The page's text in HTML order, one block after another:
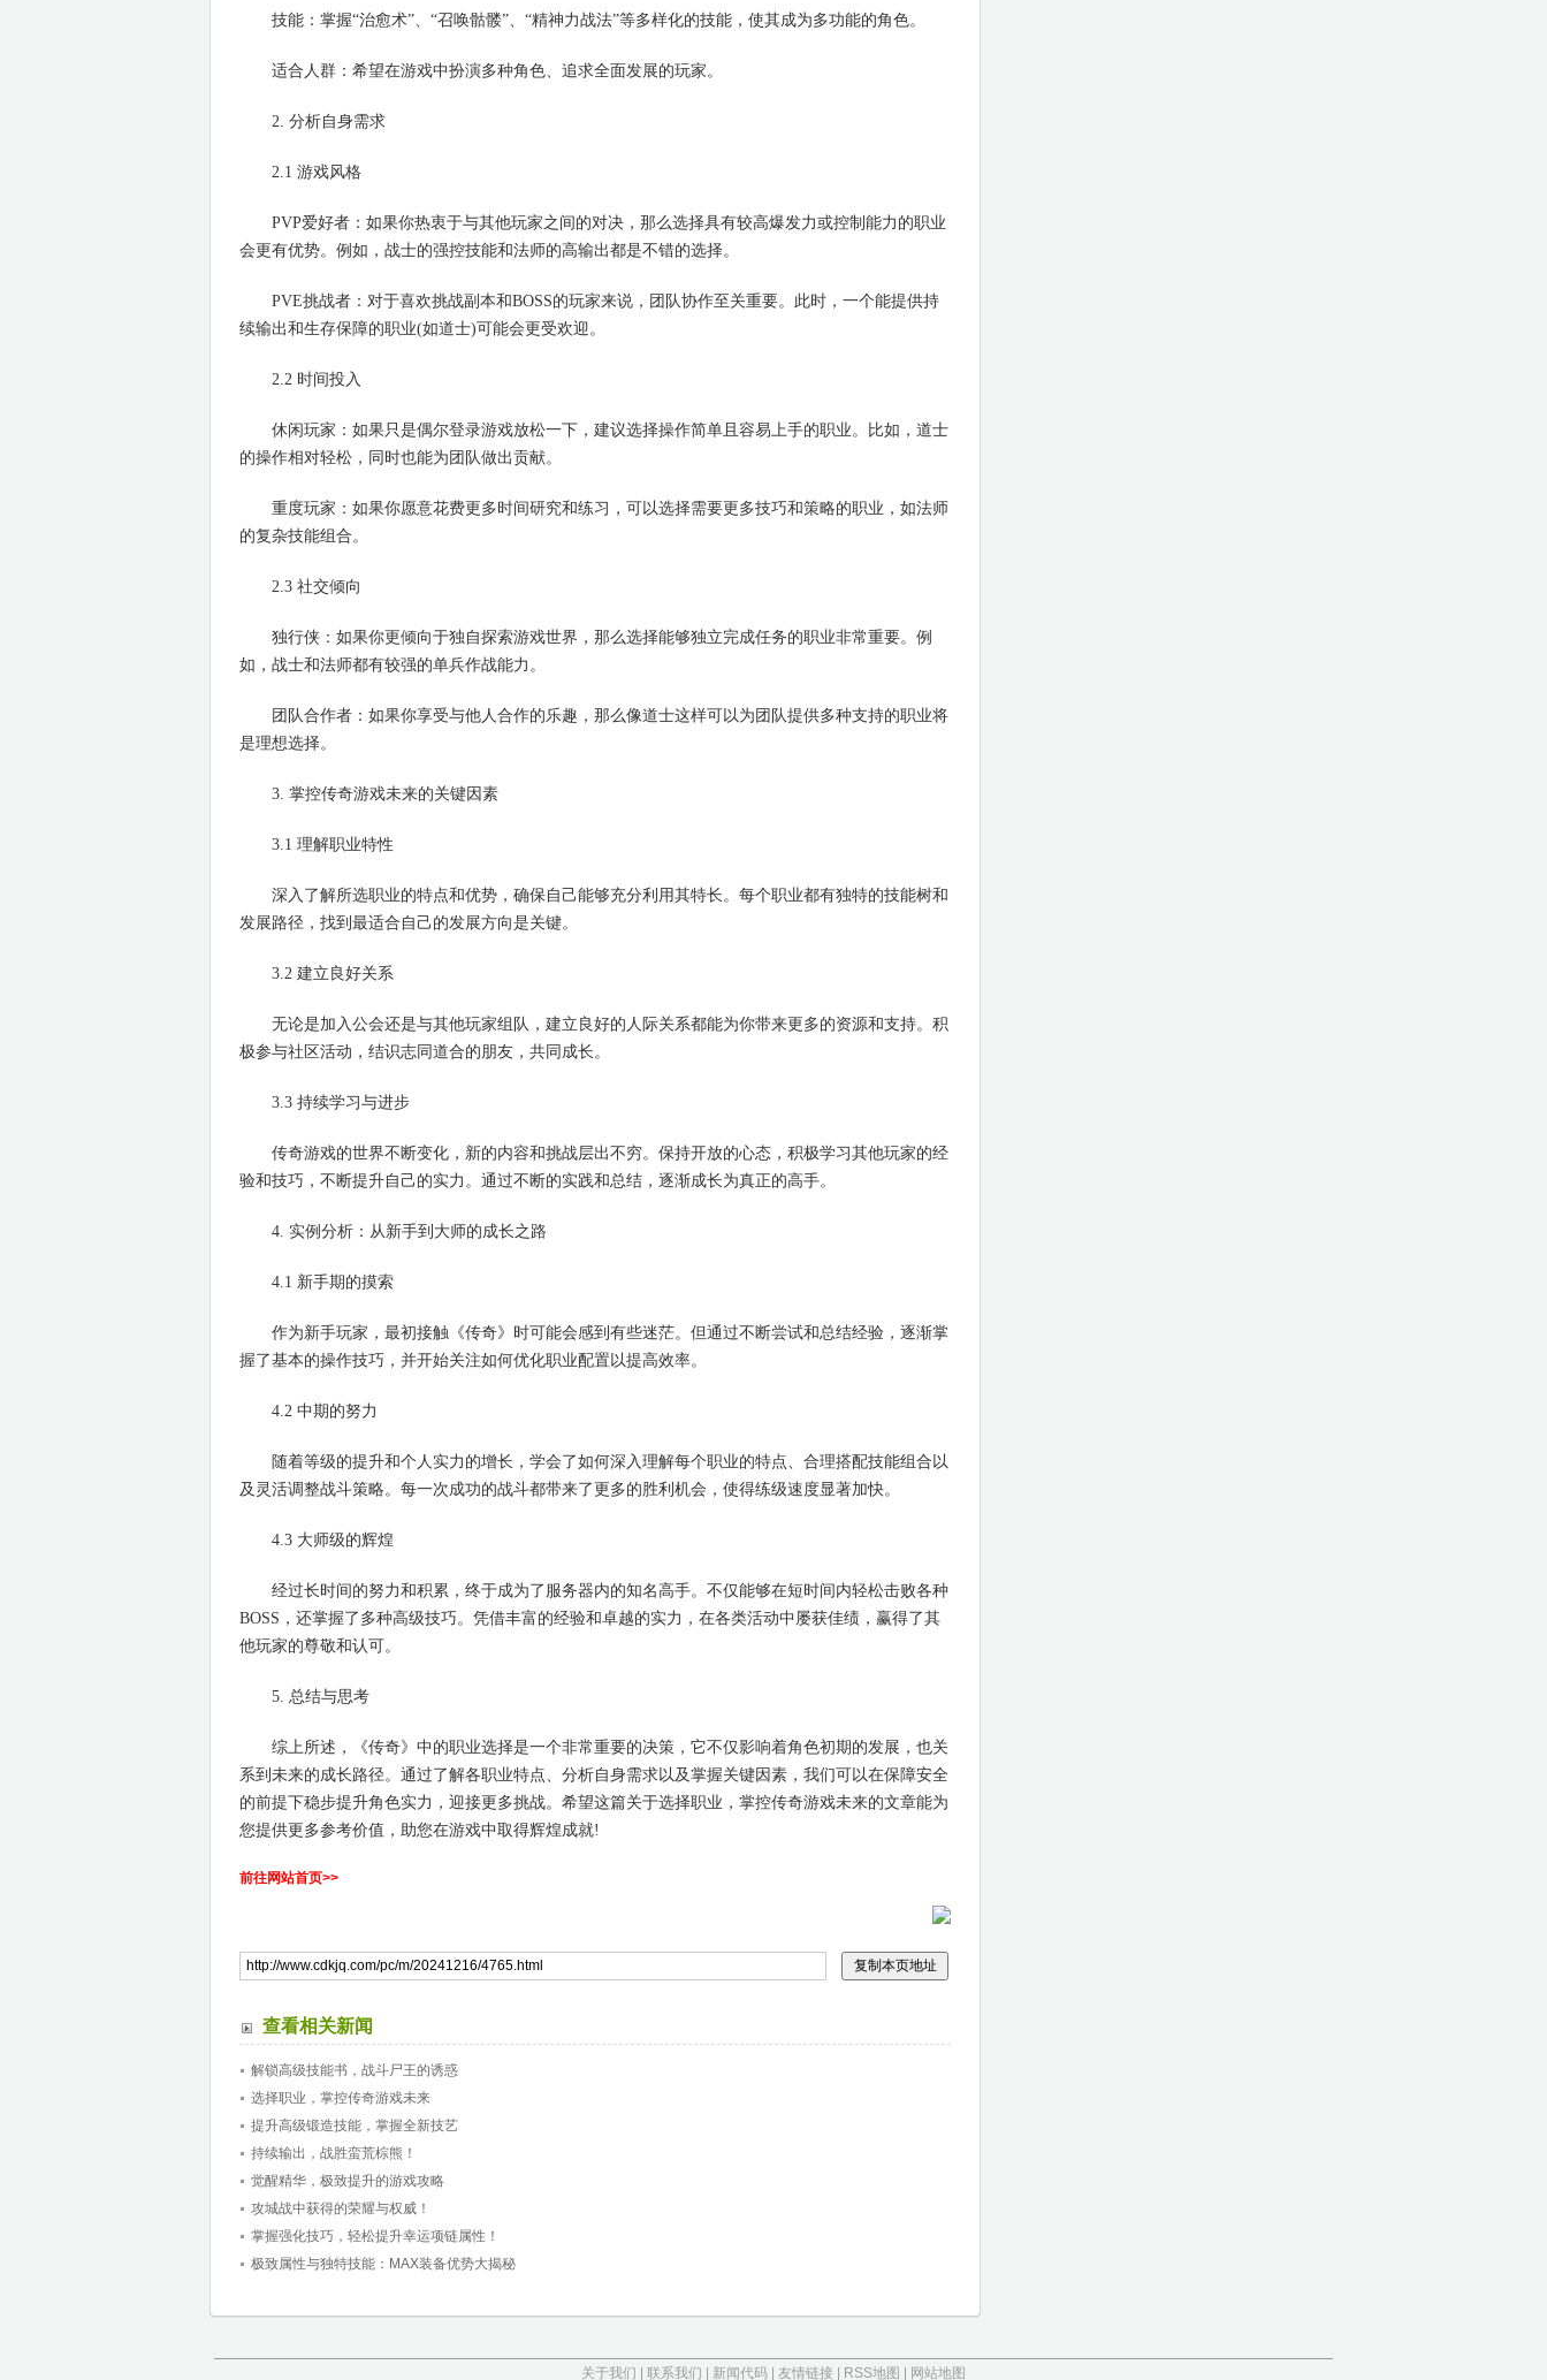
技能：掌握“治愈术”、“召唤骷髅”、“精神力战法”等多样化的技能，使其成为多功能的角色。
适合人群：希望在游戏中扮演多种角色、追求全面发展的玩家。
2. 分析自身需求
2.1 游戏风格
PVP爱好者：如果你热衷于与其他玩家之间的对决，那么选择具有较高爆发力或控制能力的职业
会更有优势。例如，战士的强控技能和法师的高输出都是不错的选择。
PVE挑战者：对于喜欢挑战副本和BOSS的玩家来说，团队协作至关重要。此时，一个能提供持
续输出和生存保障的职业(如道士)可能会更受欢迎。
2.2 时间投入
休闲玩家：如果只是偶尔登录游戏放松一下，建议选择操作简单且容易上手的职业。比如，道士
的操作相对轻松，同时也能为团队做出贡献。
重度玩家：如果你愿意花费更多时间研究和练习，可以选择需要更多技巧和策略的职业，如法师
的复杂技能组合。
2.3 社交倾向
独行侠：如果你更倾向于独自探索游戏世界，那么选择能够独立完成任务的职业非常重要。例
如，战士和法师都有较强的单兵作战能力。
团队合作者：如果你享受与他人合作的乐趣，那么像道士这样可以为团队提供多种支持的职业将
是理想选择。
3. 掌控传奇游戏未来的关键因素
3.1 理解职业特性
深入了解所选职业的特点和优势，确保自己能够充分利用其特长。每个职业都有独特的技能树和
发展路径，找到最适合自己的发展方向是关键。
3.2 建立良好关系
无论是加入公会还是与其他玩家组队，建立良好的人际关系都能为你带来更多的资源和支持。积
极参与社区活动，结识志同道合的朋友，共同成长。
3.3 持续学习与进步
传奇游戏的世界不断变化，新的内容和挑战层出不穷。保持开放的心态，积极学习其他玩家的经
验和技巧，不断提升自己的实力。通过不断的实践和总结，逐渐成长为真正的高手。
4. 实例分析：从新手到大师的成长之路
4.1 新手期的摸索
作为新手玩家，最初接触《传奇》时可能会感到有些迷茫。但通过不断尝试和总结经验，逐渐掌
握了基本的操作技巧，并开始关注如何优化职业配置以提高效率。
4.2 中期的努力
随着等级的提升和个人实力的增长，学会了如何深入理解每个职业的特点、合理搭配技能组合以
及灵活调整战斗策略。每一次成功的战斗都带来了更多的胜利机会，使得练级速度显著加快。
4.3 大师级的辉煌
经过长时间的努力和积累，终于成为了服务器内的知名高手。不仅能够在短时间内轻松击败各种
BOSS，还掌握了多种高级技巧。凭借丰富的经验和卓越的实力，在各类活动中屡获佳绩，赢得了其
他玩家的尊敬和认可。
5. 总结与思考
综上所述，《传奇》中的职业选择是一个非常重要的决策，它不仅影响着角色初期的发展，也关
系到未来的成长路径。通过了解各职业特点、分析自身需求以及掌握关键因素，我们可以在保障安全
的前提下稳步提升角色实力，迎接更多挑战。希望这篇关于选择职业，掌控传奇游戏未来的文章能为
您提供更多参考价值，助您在游戏中取得辉煌成就!
前往网站首页>>
查看相关新闻
解锁高级技能书，战斗尸王的诱惑
选择职业，掌控传奇游戏未来
提升高级锻造技能，掌握全新技艺
持续输出，战胜蛮荒棕熊！
觉醒精华，极致提升的游戏攻略
攻城战中获得的荣耀与权威！
掌握强化技巧，轻松提升幸运项链属性！
极致属性与独特技能：MAX装备优势大揭秘
关于我们 联系我们 新闻代码 友情链接 RSS地图 网站地图